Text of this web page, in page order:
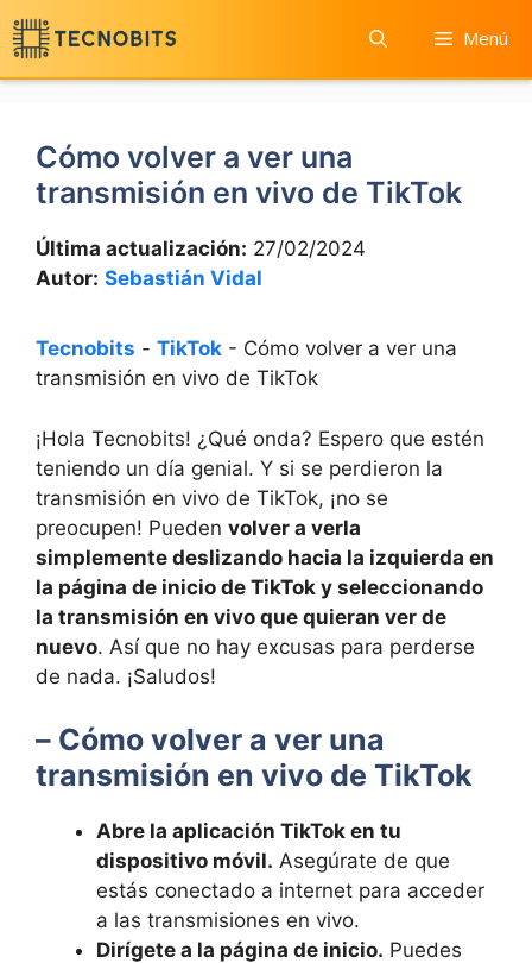
Saltar
al
contenido
Menú
Cómo volver a ver una
transmisión en vivo de TikTok
Última actualización: 27/02/2024
Autor: Sebastián Vidal
Tecnobits - TikTok - Cómo volver a ver una
transmisión en vivo de TikTok
¡Hola Tecnobits! ¿Qué onda? Espero que estén
teniendo un día genial. Y si se perdieron la
transmisión en vivo de TikTok, ¡no se
preocupen! Pueden volver a verla
simplemente deslizando hacia la izquierda en
la página de inicio de TikTok y seleccionando
la transmisión en vivo que quieran ver de
nuevo. Así que no hay excusas para perderse
de nada. ¡Saludos!
– Cómo volver a ver una
transmisión en vivo de TikTok
Abre la aplicación TikTok en tu
dispositivo móvil. Asegúrate de que
estás conectado a internet para acceder
a las transmisiones en vivo.
Dirígete a la página de inicio. Puedes